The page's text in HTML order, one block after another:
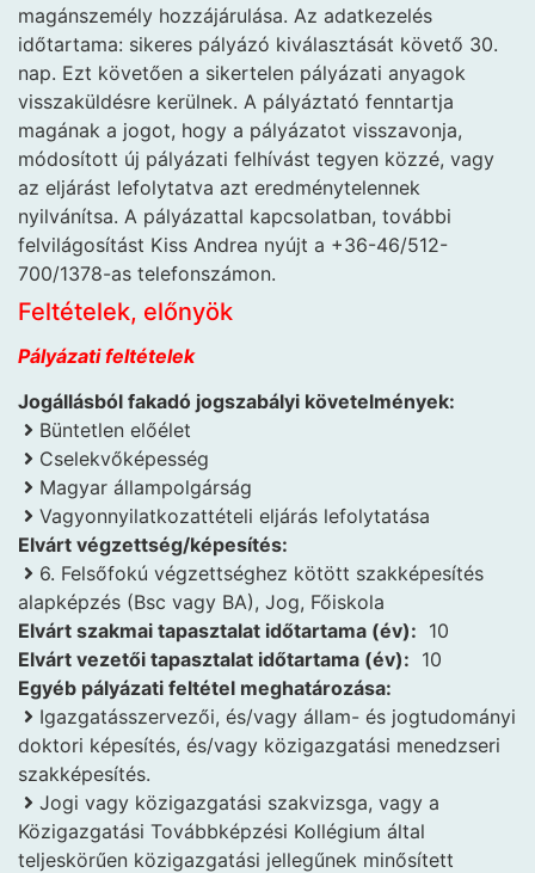
magánszemély hozzájárulása. Az adatkezelés
időtartama: sikeres pályázó kiválasztását követő 30.
nap. Ezt követően a sikertelen pályázati anyagok
visszaküldésre kerülnek. A pályáztató fenntartja
magának a jogot, hogy a pályázatot visszavonja,
módosított új pályázati felhívást tegyen közzé, vagy
az eljárást lefolytatva azt eredménytelennek
nyilvánítsa. A pályázattal kapcsolatban, további
felvilágosítást Kiss Andrea nyújt a +36-46/512-
700/1378-as telefonszámon.
Feltételek, előnyök
Pályázati feltételek
Jogállásból fakadó jogszabályi követelmények:
Büntetlen előélet
Cselekvőképesség
Magyar állampolgárság
Vagyonnyilatkozattételi eljárás lefolytatása
Elvárt végzettség/képesítés:
6. Felsőfokú végzettséghez kötött szakképesítés
alapképzés (Bsc vagy BA), Jog, Főiskola
Elvárt szakmai tapasztalat időtartama (év): 10
Elvárt vezetői tapasztalat időtartama (év): 10
Egyéb pályázati feltétel meghatározása:
Igazgatásszervezői, és/vagy állam- és jogtudományi
doktori képesítés, és/vagy közigazgatási menedzseri
szakképesítés.
Jogi vagy közigazgatási szakvizsga, vagy a
Közigazgatási Továbbképzési Kollégium által
teljeskörűen közigazgatási jellegűnek minősített